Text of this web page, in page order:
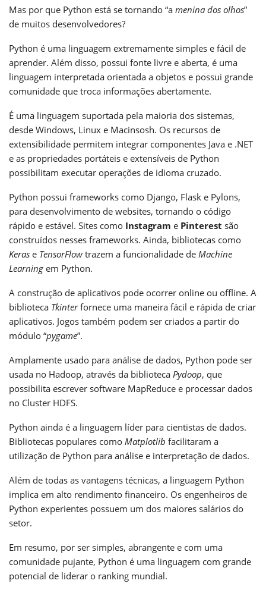
Mas por que Python está se tornando “a menina dos olhos”
de muitos desenvolvedores?
Python é uma linguagem extremamente simples e fácil de
aprender. Além disso, possui fonte livre e aberta, é uma
linguagem interpretada orientada a objetos e possui grande
comunidade que troca informações abertamente.
É uma linguagem suportada pela maioria dos sistemas,
desde Windows, Linux e Macinsosh. Os recursos de
extensibilidade permitem integrar componentes Java e .NET
e as propriedades portáteis e extensíveis de Python
possibilitam executar operações de idioma cruzado.
Python possui frameworks como Django, Flask e Pylons,
para desenvolvimento de websites, tornando o código
rápido e estável. Sites como Instagram e Pinterest são
construídos nesses frameworks. Ainda, bibliotecas como
Keras e TensorFlow trazem a funcionalidade de Machine
Learning em Python.
A construção de aplicativos pode ocorrer online ou offline. A
biblioteca Tkinterfornece uma maneira fácil e rápida de criar
aplicativos. Jogos também podem ser criados a partir do
módulo “pygame”.
Amplamente usado para análise de dados, Python pode ser
usada no Hadoop, através da biblioteca Pydoop, que
possibilita escrever software MapReduce e processar dados
no Cluster HDFS.
Python ainda é a linguagem líder para cientistas de dados.
Bibliotecas populares como Matplotlib facilitaram a
utilização de Python para análise e interpretação de dados.
Além de todas as vantagens técnicas, a linguagem Python
implica em alto rendimento financeiro. Os engenheiros de
Python experientes possuem um dos maiores salários do
setor.
Em resumo, por ser simples, abrangente e com uma
comunidade pujante, Python é uma linguagem com grande
potencial de liderar o ranking mundial.